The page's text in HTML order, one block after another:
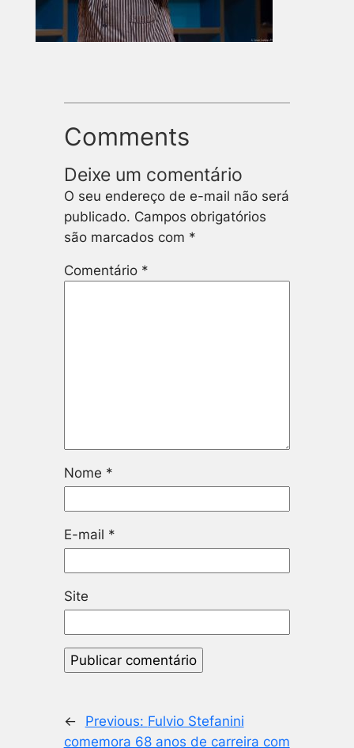
Comments
Deixe um comentário
O seu endereço de e-mail não será
publicado. Campos obrigatórios
são marcados com *
Comentário *
Nome *
E-mail *
Site
← Previous: Fulvio Stefanini
comemora 68 anos de carreira com